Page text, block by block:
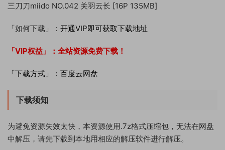
三刀刀miido NO.042 关羽云长 [16P 135MB]
「如何下载」： 开通VIP即可获取下载地址
「VIP权益」： 全站资源免费下载！
「下载方式」：百度云网盘
下载须知
为避免资源失效太快，本资源使用.7z格式压缩包，无法在网盘
中解压，请先下载到本地用相应的解压软件进行解压。